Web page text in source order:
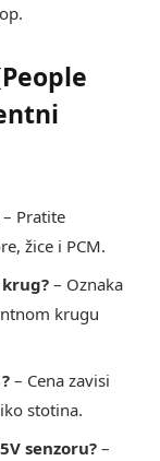
– Pratite
žice i PCM.
– Oznaka
krugu
– Cena zavisi
stotina.
senzoru? –